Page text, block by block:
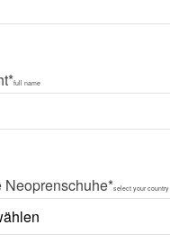
*full name
Neoprenschuhe*select your country